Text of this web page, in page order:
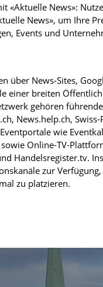
«Aktuelle News»:
News», um Ihre
Events und
über News-Sites,
einer breiten
gehören
News.help.ch, Swiss-
wie
Online-TV-
Handelsregister.tv.
zur
zu platzieren.